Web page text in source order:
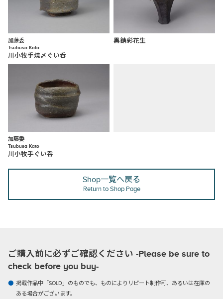
加藤委
Tsubusa Kato
川小牧手焼〆ぐい呑
黒錆彩花生
加藤委
Tsubusa Kato
川小牧手ぐい呑
Shop一覧へ戻る
Return to Shop Page
ご購入前に必ずご確認ください -Please be sure to
check before you buy-
掲載作品中「SOLD」のものでも、ものによりリピート制作可、あるいは在庫の
ある場合がございます。